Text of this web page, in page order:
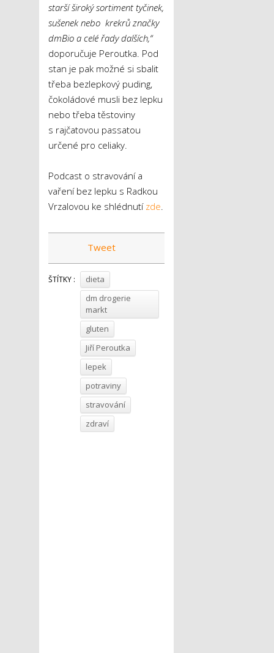
starší široký sortiment tyčinek,
sušenek nebo krekrů značky
dmBio a celé řady dalších,“
doporučuje Peroutka. Pod
stan je pak možné si sbalit
třeba bezlepkový puding,
čokoládové musli bez lepku
nebo třeba těstoviny
s rajčatovou passatou
určené pro celiaky.
Podcast o stravování a
vaření bez lepku s Radkou
Vrzalovou ke shlédnutí zde
Tweet
ŠTÍTKY :
dieta
dm drogerie
markt
gluten
Jiří Peroutka
lepek
potraviny
stravování
zdraví